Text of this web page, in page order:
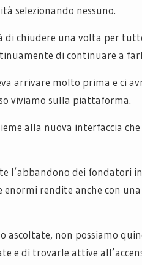
selezionando nessuno.
chiudere una volta per
di continuare a
arrivare molto prima e ci
viviamo sulla piattaforma.
alla nuova interfaccia
l’abbandono dei fondatori
rendite anche con
ascoltate, non possiamo
e di trovarle attive